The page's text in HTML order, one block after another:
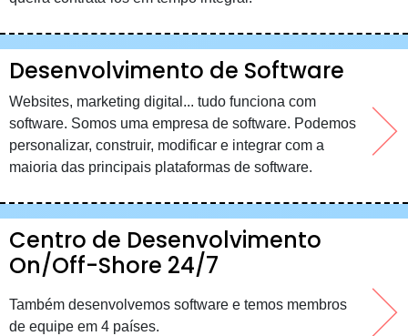
Desenvolvimento de Software
Websites, marketing digital... tudo funciona com
software. Somos uma empresa de software. Podemos
personalizar, construir, modificar e integrar com a
maioria das principais plataformas de software.
Centro de Desenvolvimento
On/Off-Shore 24/7
Também desenvolvemos software e temos membros
de equipe em 4 países.